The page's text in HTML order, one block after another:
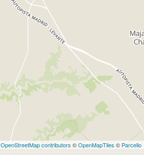
OpenStreetMap contributors ©OpenMapTiles © Parcello